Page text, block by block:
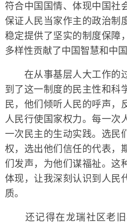
符合中国国情、体现中国社
保证人民当家作主的政治制
稳定提供了坚实的制度保障
多样性贡献了中国智慧和中国
在从事基层人大工作的
到了这一制度的民主性和科
民，他们倾听人民的呼声，
人民行使国家权力。每一次
一次民主的生动实践。选民
权，选出他们信任的代表，
们发声，为他们谋福祉。这
体现，让我深刻认识到人民
质。
还记得在龙瑞社区老旧